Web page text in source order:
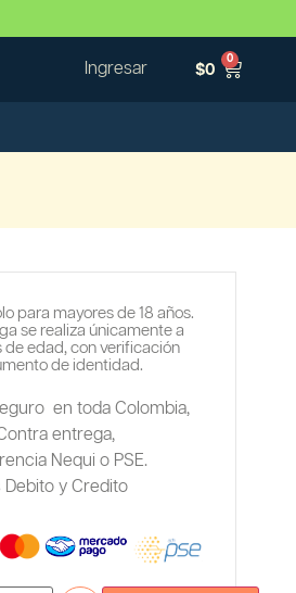
Ingresar $0
0
para mayores de 18 años.
se realiza únicamente a
de edad, con verificación
de identidad.
en toda Colombia,
entrega,
Nequi o PSE.
Debito y Credito